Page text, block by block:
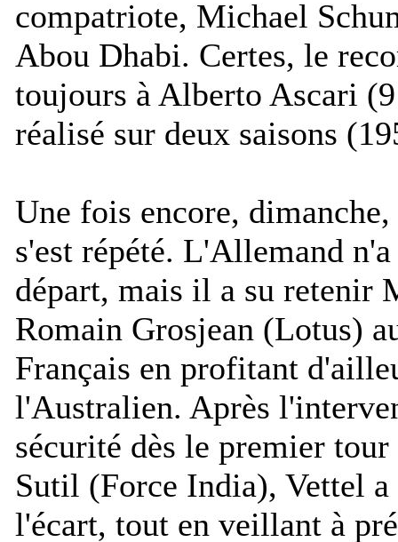
compatriote, Michael
Abou Dhabi. Certes, le
toujours à Alberto Ascari
réalisé sur deux saisons
Une fois encore,
s'est répété. L'Allemand
départ, mais il a su retenir
Romain Grosjean (Lotus)
Français en profitant
l'Australien. Après
sécurité dès le premier
Sutil (Force India), Vettel a
l'écart, tout en veillant à